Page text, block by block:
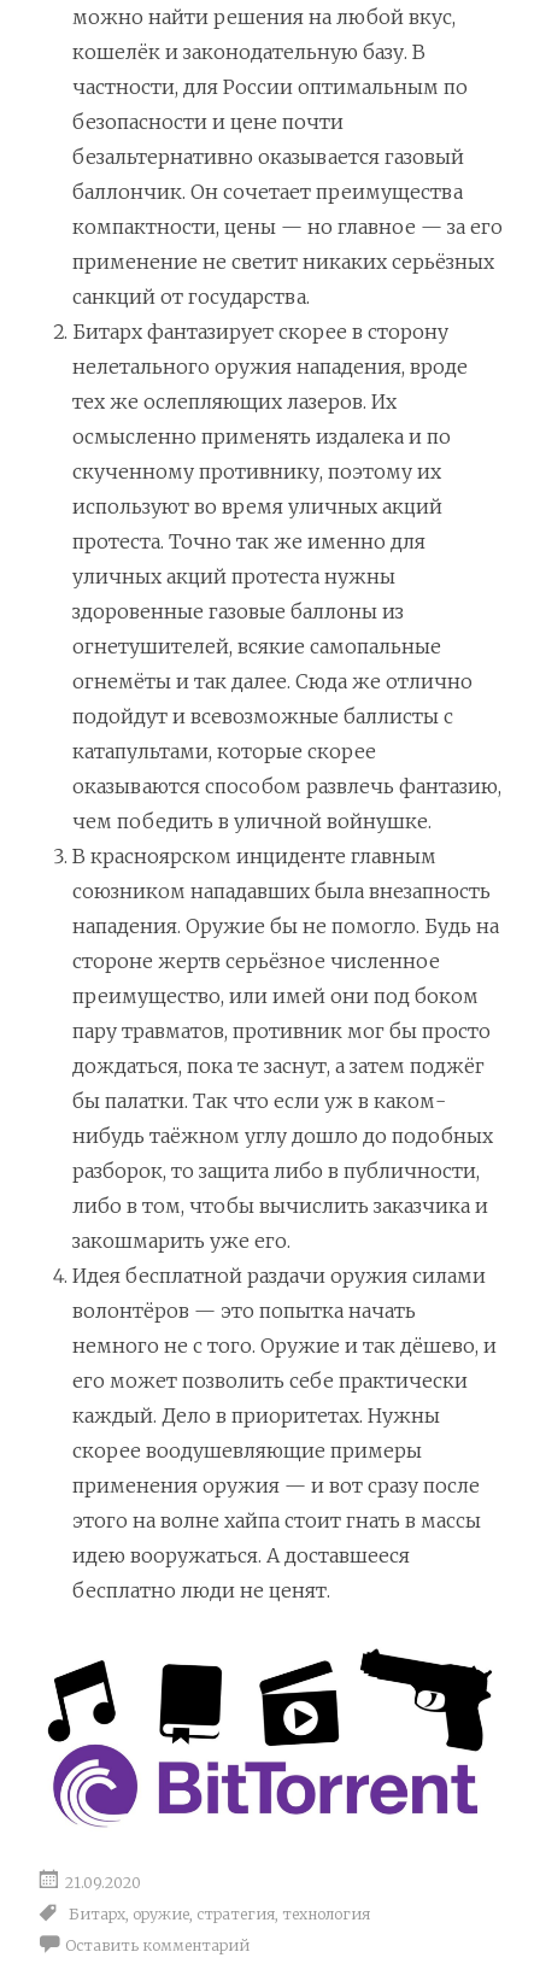
можно найти решения на любой вкус,
кошелёк и законодательную базу. В
частности, для России оптимальным по
безопасности и цене почти
безальтернативно оказывается газовый
баллончик. Он сочетает преимущества
компактности, цены — но главное — за его
применение не светит никаких серьёзных
санкций от государства.
Битарх фантазирует скорее в сторону
нелетального оружия нападения, вроде
тех же ослепляющих лазеров. Их
осмысленно применять издалека и по
скученному противнику, поэтому их
используют во время уличных акций
протеста. Точно так же именно для
уличных акций протеста нужны
здоровенные газовые баллоны из
огнетушителей, всякие самопальные
огнемёты и так далее. Сюда же отлично
подойдут и всевозможные баллисты с
катапультами, которые скорее
оказываются способом развлечь фантазию,
чем победить в уличной войнушке.
В красноярском инциденте главным
союзником нападавших была внезапность
нападения. Оружие бы не помогло. Будь на
стороне жертв серьёзное численное
преимущество, или имей они под боком
пару травматов, противник мог бы просто
дождаться, пока те заснут, а затем поджёг
бы палатки. Так что если уж в каком-
нибудь таёжном углу дошло до подобных
разборок, то защита либо в публичности,
либо в том, чтобы вычислить заказчика и
закошмарить уже его.
Идея бесплатной раздачи оружия силами
волонтёров — это попытка начать
немного не с того. Оружие и так дёшево, и
его может позволить себе практически
каждый. Дело в приоритетах. Нужны
скорее воодушевляющие примеры
применения оружия — и вот сразу после
этого на волне хайпа стоит гнать в массы
идею вооружаться. А доставшееся
бесплатно люди не ценят.
21.09.2020
Битарх, оружие, стратегия, технология
Оставить комментарий